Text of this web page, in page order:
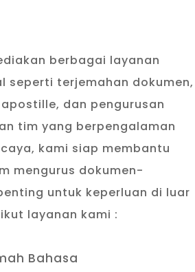
berbagai layanan
seperti terjemahan dokumen,
dan pengurusan
tim yang berpengalaman
kami siap membantu
mengurus dokumen-
untuk keperluan di luar
layanan kami :
Bahasa